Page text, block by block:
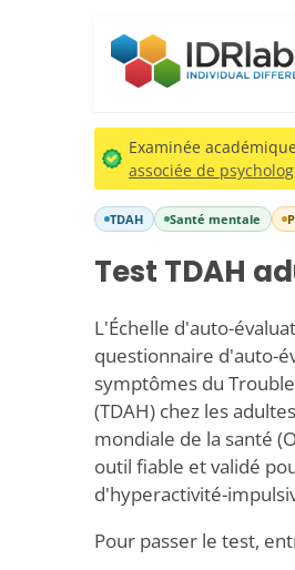
Examinée
associée de
TDAH Santé mentale
Test TDAH
L'Échelle d'auto-
questionnaire d'auto-
symptômes du
(TDAH) chez les
mondiale de la santé
outil fiable et validé
d'hyperactivité-
Pour passer le test,